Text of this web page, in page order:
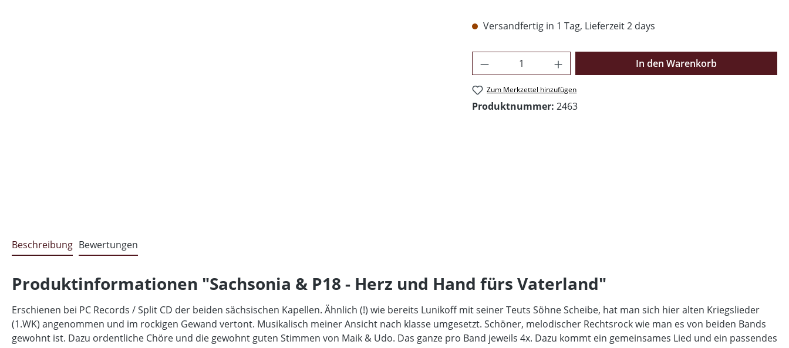
Versandfertig in 1 Tag, Lieferzeit 2 days
Produkt Anzahl: Gib den gewünschten Wert
In den Warenkorb
Zum Merkzettel hinzufügen
Produktnummer: 2463
Beschreibung Bewertungen
Produktinformationen "Sachsonia & P18 - Herz und Hand fürs Vaterland"
Erschienen bei PC Records / Split CD der beiden sächsischen Kapellen. Ähnlich (!) wie bereits Lunikoff mit seiner Teuts Söhne Scheibe, hat man sich hier alten Kriegslieder
(1.WK) angenommen und im rockigen Gewand vertont. Musikalisch meiner Ansicht nach klasse umgesetzt. Schöner, melodischer Rechtsrock wie man es von beiden Bands
gewohnt ist. Dazu ordentliche Chöre und die gewohnt guten Stimmen von Maik & Udo. Das ganze pro Band jeweils 4x. Dazu kommt ein gemeinsames Lied und ein passendes